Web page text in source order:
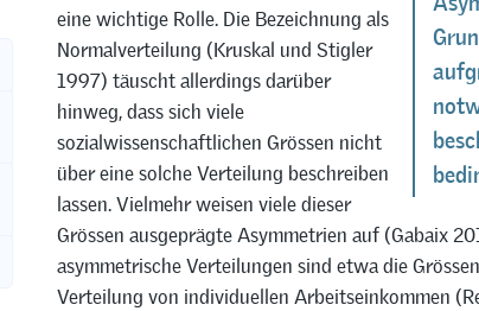
eine wichtige Rolle. Die Bezeichnung als
Normalverteilung (Kruskal und Stigler
1997) täuscht allerdings darüber
hinweg, dass sich viele
sozialwissenschaftlichen Grössen nicht
über eine solche Verteilung beschreiben
lassen. Vielmehr weisen viele dieser
Grössen ausgeprägte Asymmetrien auf (Gabaix
asymmetrische Verteilungen sind etwa die
Verteilung von individuellen Arbeitseinkommen